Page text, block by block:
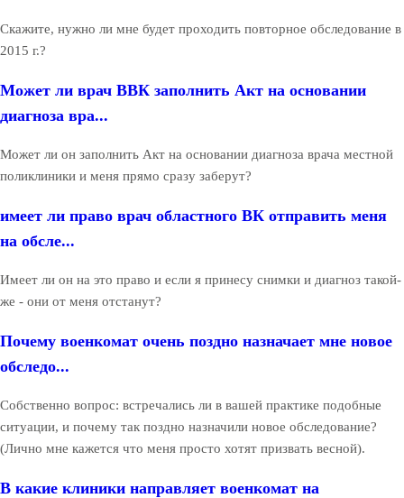
Скажите, нужно ли мне будет проходить повторное обследование в
2015 г.?
Может ли врач ВВК заполнить Акт на основании
диагноза вра...
Может ли он заполнить Акт на основании диагноза врача местной
поликлиники и меня прямо сразу заберут?
имеет ли право врач областного ВК отправить меня
на обсле...
Имеет ли он на это право и если я принесу снимки и диагноз такой-
же - они от меня отстанут?
Почему военкомат очень поздно назначает мне новое
обследо...
Собственно вопрос: встречались ли в вашей практике подобные
ситуации, и почему так поздно назначили новое обследование?
(Лично мне кажется что меня просто хотят призвать весной).
В какие клиники направляет военкомат на